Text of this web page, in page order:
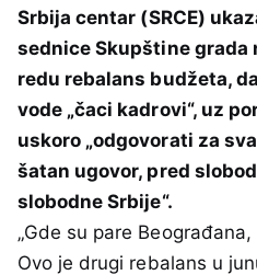
Srbija centar (SRCE)
sednice Skupštine grada
redu rebalans budžeta,
vode „čaci kadrovi“, uz
uskoro „odgovorati za
šatan ugovor, pred
slobodne Srbije“.
„Gde su pare
Ovo je drugi rebalans u